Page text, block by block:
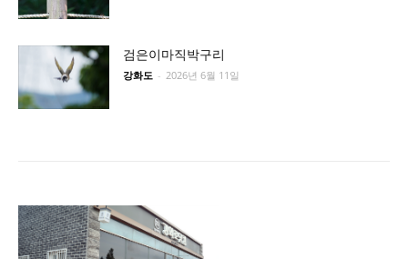
검은이마직박구리
강화도 - 2026년 6월 11일